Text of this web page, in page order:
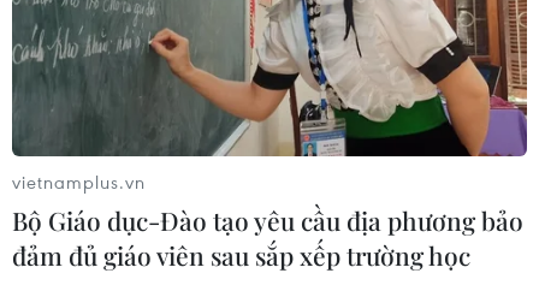
CƠ QUAN CHỦ QUẢN: THÔNG TẤN XÃ VIỆT NAM
Tổng Biên tập: TRẦN TIẾN DUẨN
Phó Tổng Biên tập: NGUYỄN THỊ TÁM, KHÚC THANH
THỦY
vietnamplus.vn
Bộ Giáo dục-Đào tạo yêu cầu địa phương bảo
đảm đủ giáo viên sau sắp xếp trường học